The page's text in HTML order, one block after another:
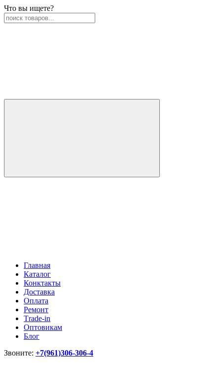
Что вы ищете?
Главная
Каталог
Конктакты
Доставка
Оплата
Ремонт
Тrade-in
Оптовикам
Блог
Звоните: +7(961)306-306-4